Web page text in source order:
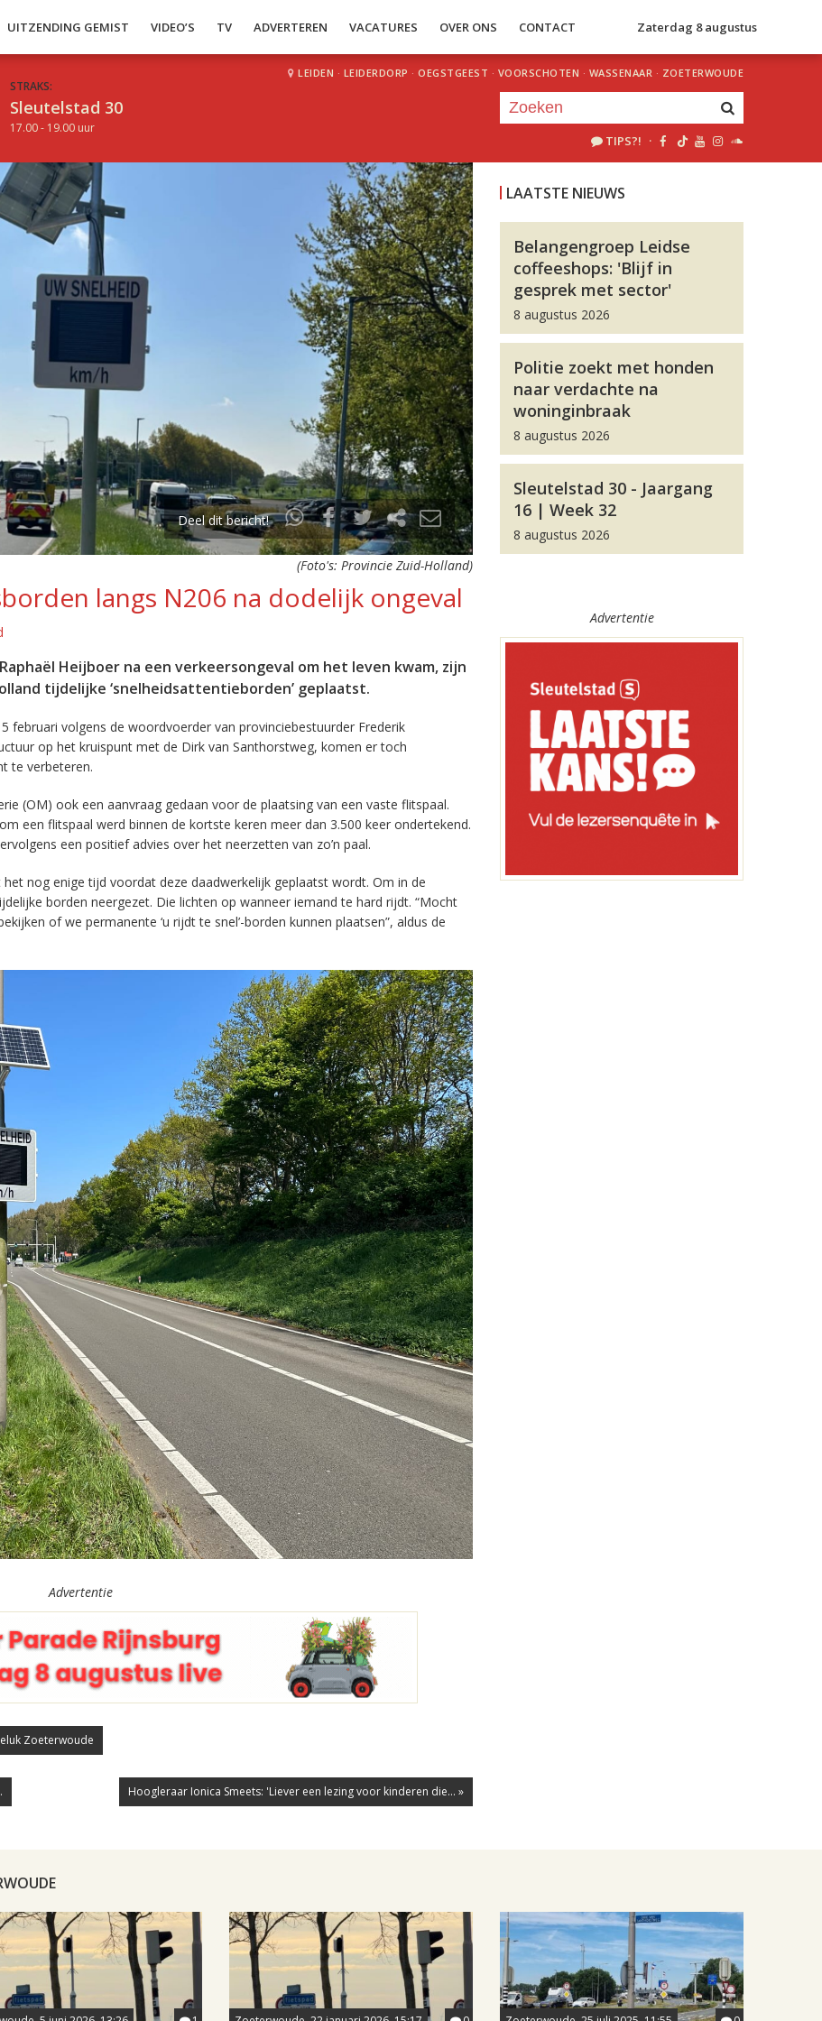
UITZENDING GEMIST VIDEO’S TV ADVERTEREN VACATURES OVER ONS CONTACT Zaterdag 8 augustus
STRAKS:
Sleutelstad 30
17.00 - 19.00 uur
LEIDEN · LEIDERDORP · OEGSTGEEST · VOORSCHOTEN · WASSENAAR · ZOETERWOUDE
TIPS?! ·
Deel dit bericht!
(Foto's: Provincie Zuid-Holland)
langs N206 na dodelijk ongeval
Heijboer na een verkeersongeval om het leven kwam, zijn
tijdelijke ‘snelheidsattentieborden’ geplaatst.
februari volgens de woordvoerder van provinciebestuurder Frederik
op het kruispunt met de Dirk van Santhorstweg, komen er toch
te verbeteren.
(OM) ook een aanvraag gedaan voor de plaatsing van een vaste flitspaal.
een flitspaal werd binnen de kortste keren meer dan 3.500 keer ondertekend.
een positief advies over het neerzetten van zo’n paal.
nog enige tijd voordat deze daadwerkelijk geplaatst wordt. Om in de
borden neergezet. Die lichten op wanneer iemand te hard rijdt. “Mocht
of we permanente ‘u rijdt te snel’-borden kunnen plaatsen”, aldus de
Advertentie
Zoeterwoude
Hoogleraar Ionica Smeets: 'Liever een lezing voor kinderen die... »
LAATSTE NIEUWS
Belangengroep Leidse
coffeeshops: 'Blijf in
gesprek met sector'
8 augustus 2026
Politie zoekt met honden
naar verdachte na
woninginbraak
8 augustus 2026
Sleutelstad 30 - Jaargang
16 | Week 32
8 augustus 2026
Advertentie